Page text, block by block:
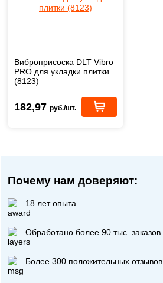
Виброприсоска DLT Vibro
PRO для укладки плитки
(8123)
182,97 руб./шт.
Почему нам доверяют:
18 лет опыта
Обработано более 90 тыс. заказов
Более 300 положительных отзывов